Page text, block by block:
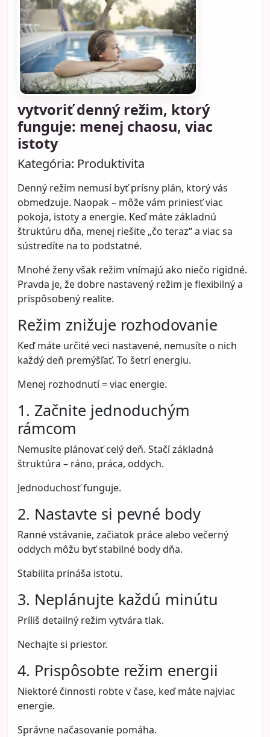
vytvoriť denný režim, ktorý
funguje: menej chaosu, viac
istoty
Kategória: Produktivita
Denný režim nemusí byť prísny plán, ktorý vás
obmedzuje. Naopak – môže vám priniesť viac
pokoja, istoty a energie. Keď máte základnú
štruktúru dňa, menej riešite „čo teraz“ a viac sa
sústredíte na to podstatné.
Mnohé ženy však režim vnímajú ako niečo rigidné.
Pravda je, že dobre nastavený režim je flexibilný a
prispôsobený realite.
Režim znižuje rozhodovanie
Keď máte určité veci nastavené, nemusíte o nich
každý deň premýšľať. To šetrí energiu.
Menej rozhodnutí = viac energie.
1. Začnite jednoduchým
rámcom
Nemusíte plánovať celý deň. Stačí základná
štruktúra – ráno, práca, oddych.
Jednoduchosť funguje.
2. Nastavte si pevné body
Ranné vstávanie, začiatok práce alebo večerný
oddych môžu byť stabilné body dňa.
Stabilita prináša istotu.
3. Neplánujte každú minútu
Príliš detailný režim vytvára tlak.
Nechajte si priestor.
4. Prispôsobte režim energii
Niektoré činnosti robte v čase, keď máte najviac
energie.
Správne načasovanie pomáha.